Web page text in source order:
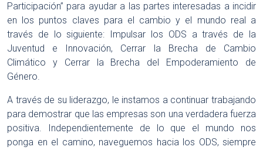
Participación” para ayudar a las partes interesadas a incidir
en los puntos claves para el cambio y el mundo real a
través de lo siguiente: Impulsar los ODS a través de la
Juventud e Innovación, Cerrar la Brecha de Cambio
Climático y Cerrar la Brecha del Empoderamiento de
Género.
A través de su liderazgo, le instamos a continuar trabajando
para demostrar que las empresas son una verdadera fuerza
positiva. Independientemente de lo que el mundo nos
ponga en el camino, naveguemos hacia los ODS, siempre